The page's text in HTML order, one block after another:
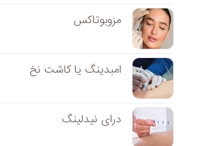
مزوبوتاکس
امبدینگ یا کاشت نخ
درای نیدلینگ